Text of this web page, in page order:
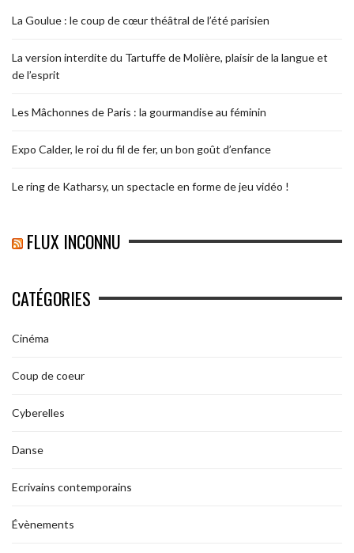
La Goulue : le coup de cœur théâtral de l’été parisien
La version interdite du Tartuffe de Molière, plaisir de la langue et
de l’esprit
Les Mâchonnes de Paris : la gourmandise au féminin
Expo Calder, le roi du fil de fer, un bon goût d’enfance
Le ring de Katharsy, un spectacle en forme de jeu vidéo !
FLUX INCONNU
CATÉGORIES
Cinéma
Coup de coeur
Cyberelles
Danse
Ecrivains contemporains
Évènements